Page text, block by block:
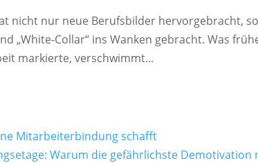
nicht nur neue Berufsbilder hervorgebracht,
„White-Collar“ ins Wanken gebracht. Was
markierte, verschwimmt...
Mitarbeiterbindung schafft
Warum die gefährlichste